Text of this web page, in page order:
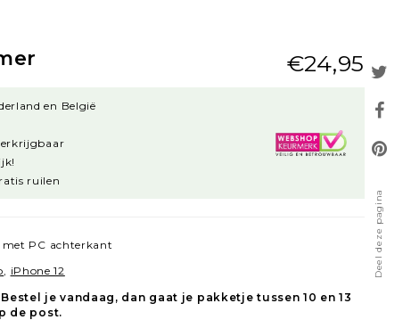
Deel deze pagina
€24,95
en België
ruilen
PC achterkant
iPhone 12
Bestel je vandaag, dan gaat je pakketje tussen 10 en 13
de post.